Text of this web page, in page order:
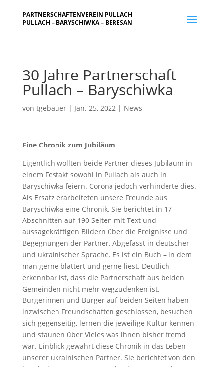
PARTNERSCHAFTENVEREIN PULLACH
PULLACH – BARYSCHIWKA – BERESAN
30 Jahre Partnerschaft
Pullach – Baryschiwka
von tgebauer| Jan. 25, 2022| News
Eine Chronik zum Jubiläum
Eigentlich wollten beide Partner dieses Jubiläum in
einem Festakt sowohl in Pullach als auch in
Baryschiwka feiern. Corona jedoch verhinderte dies.
Als Ersatz erarbeiteten unsere Freunde aus
Baryschiwka eine Chronik. Sie berichtet in 17
Abschnitten auf 190 Seiten mit Text und
aussagekräftigen Bildern über die Ereignisse und
Begegnungen der Partner. Abgefasst in deutscher
und ukrainischer Sprache. Es ist ein Buch – in dem
man gerne blättert und gerne liest. Deutlich
erkennbar ist, dass die Partnerschaft aus beiden
Gemeinden nicht mehr wegzudenken ist.
Bürgerinnen und Bürger auf beiden Seiten haben
inzwischen Freundschaften geschlossen, besuchen
sich gegenseitig, lernen die jeweilige Kultur kennen
und staunen über Vieles was ihnen bisher fremd
war. Einblick gewährt diese Chronik in das Leben
unserer ukrainischen Partner. Sie berichtet von den